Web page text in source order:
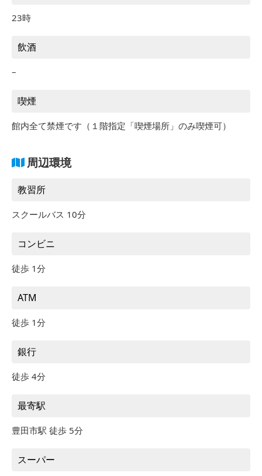
23時
飲酒
–
喫煙
館内全て禁煙です（１階指定「喫煙場所」のみ喫煙可）
周辺環境
教習所
スクールバス 10分
コンビニ
徒歩 1分
ATM
徒歩 1分
銀行
徒歩 4分
最寄駅
豊田市駅 徒歩 5分
スーパー